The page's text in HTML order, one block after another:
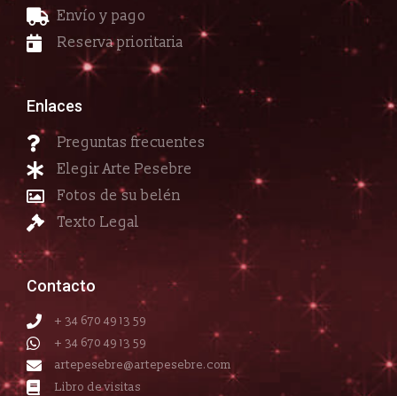
Envío y pago
Reserva prioritaria
Enlaces
Preguntas frecuentes
Elegir Arte Pesebre
Fotos de su belén
Texto Legal
Contacto
+ 34 670 49 13 59
+ 34 670 49 13 59
artepesebre@artepesebre.com
Libro de visitas